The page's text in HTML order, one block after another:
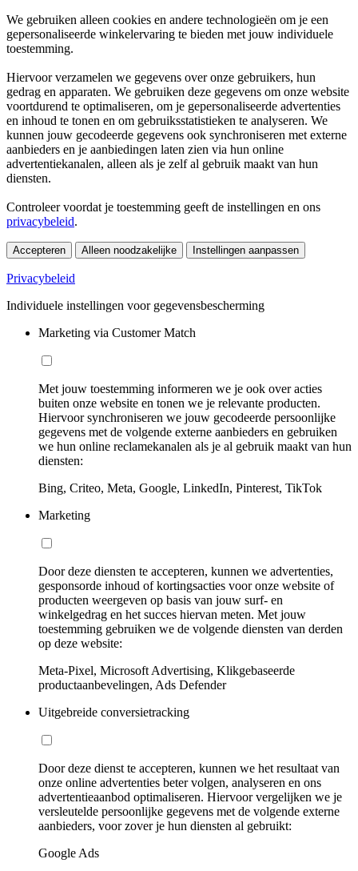
We gebruiken alleen cookies en andere technologieën om je een
gepersonaliseerde winkelervaring te bieden met jouw individuele
toestemming.
Hiervoor verzamelen we gegevens over onze gebruikers, hun
gedrag en apparaten. We gebruiken deze gegevens om onze website
voortdurend te optimaliseren, om je gepersonaliseerde advertenties
en inhoud te tonen en om gebruiksstatistieken te analyseren. We
kunnen jouw gecodeerde gegevens ook synchroniseren met externe
aanbieders en je aanbiedingen laten zien via hun online
advertentiekanalen, alleen als je zelf al gebruik maakt van hun
diensten.
Controleer voordat je toestemming geeft de instellingen en ons
privacybeleid.
Accepteren Alleen noodzakelijke Instellingen aanpassen
Privacybeleid
Individuele instellingen voor gegevensbescherming
Marketing via Customer Match
Met jouw toestemming informeren we je ook over acties
buiten onze website en tonen we je relevante producten.
Hiervoor synchroniseren we jouw gecodeerde persoonlijke
gegevens met de volgende externe aanbieders en gebruiken
we hun online reclamekanalen als je al gebruik maakt van hun
diensten:
Bing, Criteo, Meta, Google, LinkedIn, Pinterest, TikTok
Marketing
Door deze diensten te accepteren, kunnen we advertenties,
gesponsorde inhoud of kortingsacties voor onze website of
producten weergeven op basis van jouw surf- en
winkelgedrag en het succes hiervan meten. Met jouw
toestemming gebruiken we de volgende diensten van derden
op deze website:
Meta-Pixel, Microsoft Advertising, Klikgebaseerde
productaanbevelingen, Ads Defender
Uitgebreide conversietracking
Door deze dienst te accepteren, kunnen we het resultaat van
onze online advertenties beter volgen, analyseren en ons
advertentieaanbod optimaliseren. Hiervoor vergelijken we je
versleutelde persoonlijke gegevens met de volgende externe
aanbieders, voor zover je hun diensten al gebruikt:
Google Ads